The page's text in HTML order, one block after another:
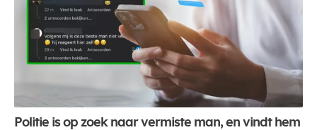
Politie is op zoek naar vermiste man, en vindt hem